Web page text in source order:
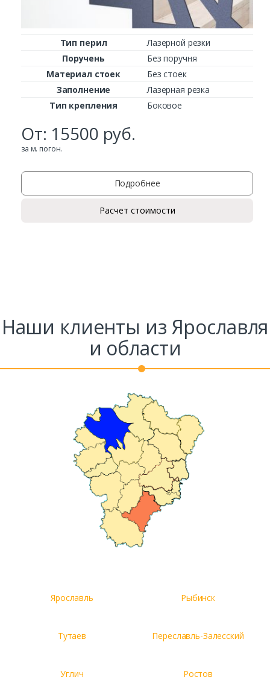
Ваш телефон*
Комментарий к заказу
Тип перил
Лазерной резки
Поручень
Без поручня
Материал стоек
Без стоек
Заполнение
Лазерная резка
Тип крепления
Боковое
От: 15500 руб.
за м. погон.
Подробнее
Расчет стоимости
Наши клиенты из Ярославля
и области
Ярославль Рыбинск
Тутаев Переславль-Залесский
Углич Ростов